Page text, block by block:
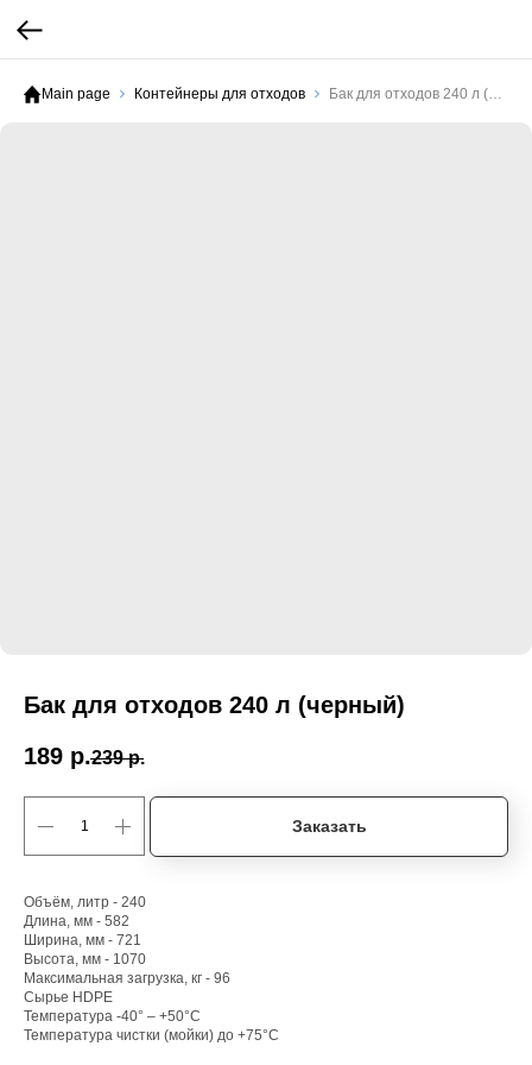
Main page Контейнеры для отходов Бак для отходов 240 л (черный)
Бак для отходов 240 л (черный)
189 р.239 р.
Заказать
Объём, литр - 240
Длина, мм - 582
Ширина, мм - 721
Высота, мм - 1070
Максимальная загрузка, кг - 96
Сырье HDPE
Температура -40° – +50°С
Температура чистки (мойки) до +75°С